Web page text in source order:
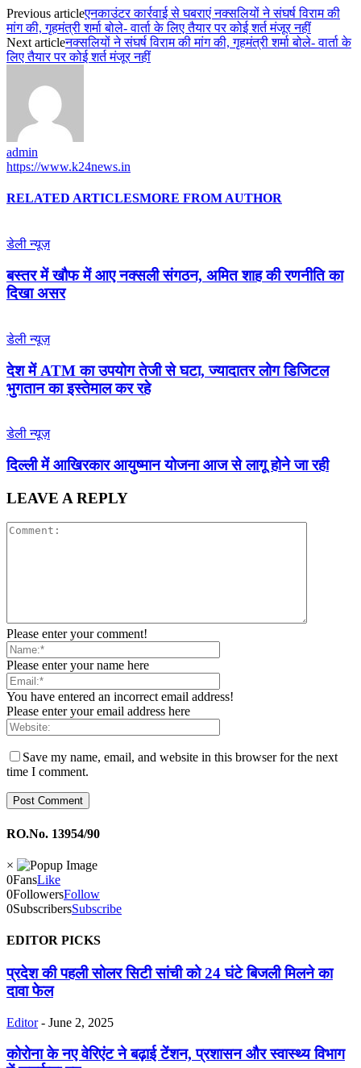
Previous articleएनकाउंटर कार्रवाई से घबराएं नक्सलियों ने संघर्ष विराम की
मांग की, गृहमंत्री शर्मा बोले- वार्ता के लिए तैयार पर कोई शर्त मंजूर नहीं
Next articleनक्सलियों ने संघर्ष विराम की मांग की, गृहमंत्री शर्मा बोले- वार्ता के
लिए तैयार पर कोई शर्त मंजूर नहीं
admin
https://www.k24news.in
RELATED ARTICLESMORE FROM AUTHOR
डेली न्यूज़
बस्तर में खौफ में आए नक्सली संगठन, अमित शाह की रणनीति का
दिखा असर
डेली न्यूज़
देश में ATM का उपयोग तेजी से घटा, ज्यादातर लोग डिजिटल
भुगतान का इस्तेमाल कर रहे
डेली न्यूज़
द‍िल्‍ली में आख‍िरकार आयुष्‍मान योजना आज से लागू होने जा रही
LEAVE A REPLY
Please enter your comment!
Please enter your name here
You have entered an incorrect email address!
Please enter your email address here
Save my name, email, and website in this browser for the next
time I comment.
RO.No. 13954/90
×
0FansLike
0FollowersFollow
0SubscribersSubscribe
EDITOR PICKS
प्रदेश की पहली सोलर सिटी सांची को 24 घंटे बिजली मिलने का
दावा फेल
Editor - June 2, 2025
कोरोना के नए वेरिएंट ने बढ़ाई टेंशन, प्रशासन और स्वास्थ्य विभाग